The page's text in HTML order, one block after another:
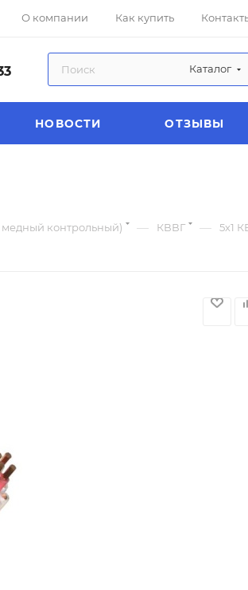
О компании Как купить
Каталог
НОВОСТИ ОТЗЫВЫ
контрольный) — КВВГ — 5х1